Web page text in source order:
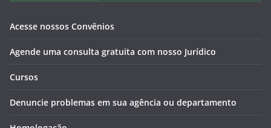
Acesse nossos Convênios
Agende uma consulta gratuita com nosso Jurídico
Cursos
Denuncie problemas em sua agência ou departamento